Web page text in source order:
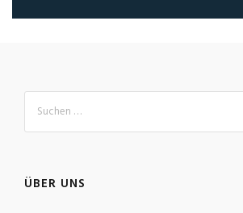
ÜBER UNS